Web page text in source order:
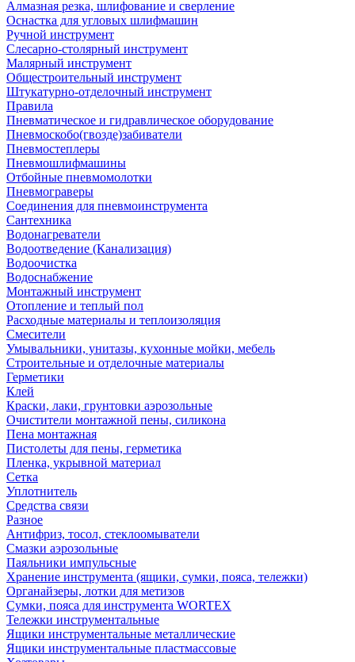
Алмазная резка, шлифование и сверление
Оснастка для угловых шлифмашин
Ручной инструмент
Слесарно-столярный инструмент
Малярный инструмент
Общестроительный инструмент
Штукатурно-отделочный инструмент
Правила
Пневматическое и гидравлическое оборудование
Пневмоскобо(гвозде)забиватели
Пневмостеплеры
Пневмошлифмашины
Отбойные пневмомолотки
Пневмограверы
Соединения для пневмоинструмента
Сантехника
Водонагреватели
Водоотведение (Канализация)
Водоочистка
Водоснабжение
Монтажный инструмент
Отопление и теплый пол
Расходные материалы и теплоизоляция
Смесители
Умывальники, унитазы, кухонные мойки, мебель
Строительные и отделочные материалы
Герметики
Клей
Краски, лаки, грунтовки аэрозольные
Очистители монтажной пены, силикона
Пена монтажная
Пистолеты для пены, герметика
Пленка, укрывной материал
Сетка
Уплотнитель
Средства связи
Разное
Антифриз, тосол, стеклоомыватели
Смазки аэрозольные
Паяльники импульсные
Хранение инструмента (ящики, сумки, пояса, тележки)
Органайзеры, лотки для метизов
Сумки, пояса для инструмента WORTEX
Тележки инструментальные
Ящики инструментальные металлические
Ящики инструментальные пластмассовые